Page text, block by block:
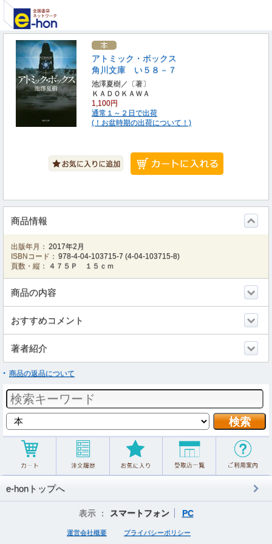
アトミック・ボックス
角川文庫 い５８－７
池澤夏樹／〔著〕
ＫＡＤＯＫＡＷＡ
1,100円
通常１～２日で出荷
(！お盆時期の出荷について！)
商品情報
出版年月： 2017年2月
ISBNコード： 978-4-04-103715-7 (4-04-103715-8)
頁数・縦：
４７５Ｐ １５ｃｍ
商品の内容
おすすめコメント
著者紹介
商品の返品について
e-honトップへ
表示 ： スマートフォン PC
運営会社概要 プライバシーポリシー